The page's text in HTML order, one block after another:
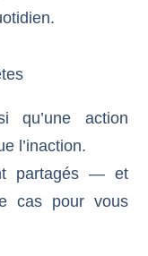
qu’une action
l’inaction.
partagés — et
cas pour vous